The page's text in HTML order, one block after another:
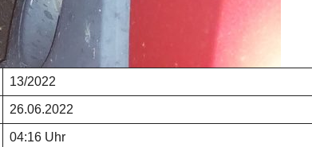
13/2022
26.06.2022
04:16 Uhr